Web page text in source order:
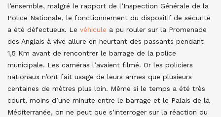
l’ensemble, malgré le rapport de l’Inspection Générale de la
Police Nationale, le fonctionnement du dispositif de sécurité
a été défectueux. Le véhicule a pu rouler sur la Promenade
des Anglais à vive allure en heurtant des passants pendant
1,5 Km avant de rencontrer le barrage de la police
municipale. Les caméras l’avaient filmé. Or les policiers
nationaux n’ont fait usage de leurs armes que plusieurs
centaines de mètres plus loin. Même si le temps a été très
court, moins d’une minute entre le barrage et le Palais de la
Méditerranée, on ne peut que s’interroger sur la réaction du